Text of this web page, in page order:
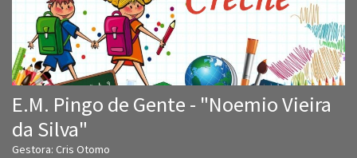
E.M. Pingo de Gente - "Noemio Vieira
da Silva"
Gestora: Cris Otomo